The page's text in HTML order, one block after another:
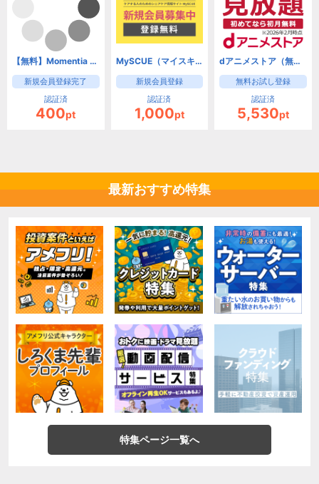
【無料】Momentia 会員登録
新規会員登録完了
認証済
400pt
MySCUE（マイスキュー）
新規会員登録
認証済
1,000pt
dアニメストア（無料お試し登録）【iOS・Android・PC】
無料お試し登録
認証済
5,530pt
最新おすすめ特集
特集ページ一覧へ